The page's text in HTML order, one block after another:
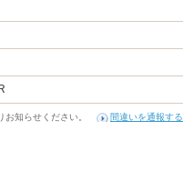
知らせください。 間違いを通報する